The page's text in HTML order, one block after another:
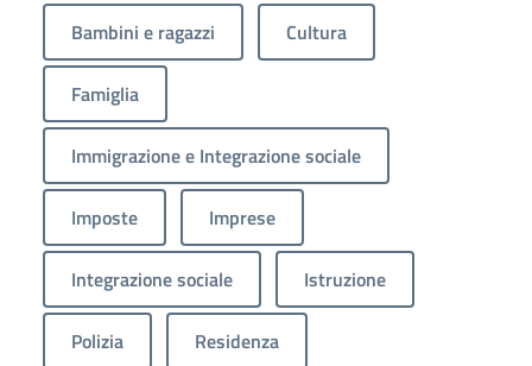
Bambini e ragazzi Cultura
Famiglia
Immigrazione e Integrazione sociale
Imposte Imprese
Integrazione sociale Istruzione
Polizia Residenza